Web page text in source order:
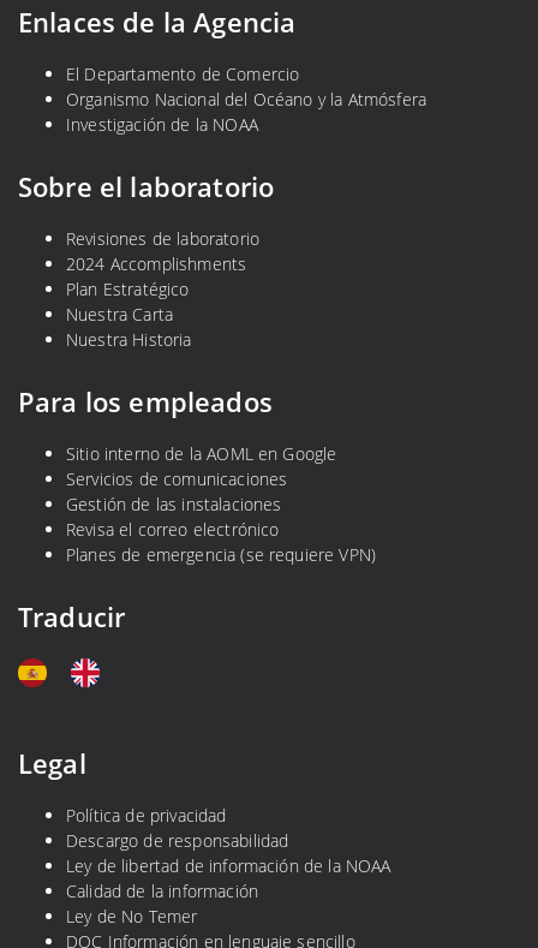
Enlaces de la Agencia
El Departamento de Comercio
Organismo Nacional del Océano y la Atmósfera
Investigación de la NOAA
Sobre el laboratorio
Revisiones de laboratorio
2024 Accomplishments
Plan Estratégico
Nuestra Carta
Nuestra Historia
Para los empleados
Sitio interno de la AOML en Google
Servicios de comunicaciones
Gestión de las instalaciones
Revisa el correo electrónico
Planes de emergencia (se requiere VPN)
Traducir
Legal
Política de privacidad
Descargo de responsabilidad
Ley de libertad de información de la NOAA
Calidad de la información
Ley de No Temer
DOC Información en lenguaje sencillo